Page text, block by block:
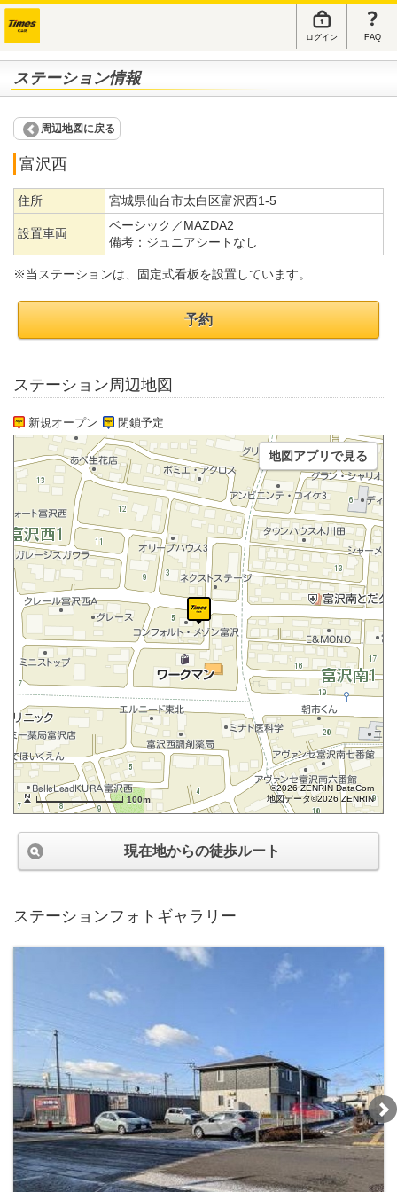
ログイン FAQ
ステーション情報
周辺地図に戻る
富沢西
住所 宮城県仙台市太白区富沢西1-5
設置車両
ベーシック／MAZDA2
備考： ジュニアシートなし
※当ステーションは、固定式看板を設置しています。
予約
ステーション周辺地図
新規オープン 閉鎖予定
100m
©2026 ZENRIN DataCom
地図データ©2026 ZENRIN
地図アプリで見る
現在地からの徒歩ルート
ステーションフォトギャラリー